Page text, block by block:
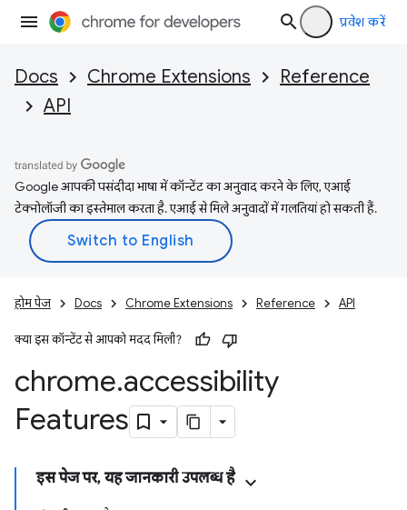
प्रवेश करें
Docs Chrome Extensions
Reference
API
Google आपकी पसंदीदा भाषा में कॉन्टेंट का अनुवाद करने के लिए, एआई
टेक्नोलॉजी का इस्तेमाल करता है. एआई से मिले अनुवादों में गलतियां हो सकती हैं.
होम पेज Docs Chrome Extensions Reference API
क्या इस कॉन्टेंट से आपको मदद मिली?
chrome.accessibility
Features
इस पेज पर, यह जानकारी उपलब्ध है